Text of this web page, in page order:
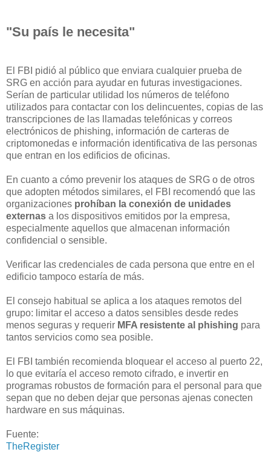
"Su país le necesita"
El FBI pidió al público que enviara cualquier prueba de
SRG en acción para ayudar en futuras investigaciones.
Serían de particular utilidad los números de teléfono
utilizados para contactar con los delincuentes, copias de las
transcripciones de las llamadas telefónicas y correos
electrónicos de phishing, información de carteras de
criptomonedas e información identificativa de las personas
que entran en los edificios de oficinas.
En cuanto a cómo prevenir los ataques de SRG o de otros
que adopten métodos similares, el FBI recomendó que las
organizaciones prohíban la conexión de unidades
externas a los dispositivos emitidos por la empresa,
especialmente aquellos que almacenan información
confidencial o sensible.
Verificar las credenciales de cada persona que entre en el
edificio tampoco estaría de más.
El consejo habitual se aplica a los ataques remotos del
grupo: limitar el acceso a datos sensibles desde redes
menos seguras y requerir MFA resistente al phishing para
tantos servicios como sea posible.
El FBI también recomienda bloquear el acceso al puerto 22,
lo que evitaría el acceso remoto cifrado, e invertir en
programas robustos de formación para el personal para que
sepan que no deben dejar que personas ajenas conecten
hardware en sus máquinas.
Fuente:
TheRegister